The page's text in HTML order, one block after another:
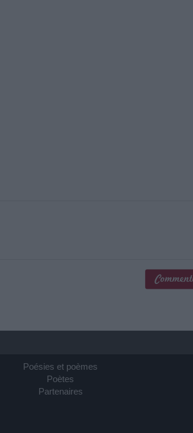
Poésies et poèmes
Poètes
Partenaires